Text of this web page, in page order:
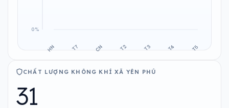
CHẤT LƯỢNG KHÔNG KHÍ XÃ YÊN PHÚ
31